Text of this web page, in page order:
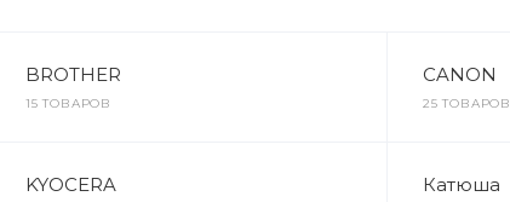
BROTHER
15 ТОВАРОВ
CANON
25 ТОВАРОВ
KYOCERA Катюша